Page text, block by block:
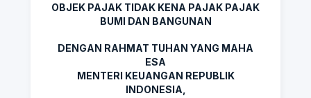
OBJEK PAJAK TIDAK KENA PAJAK PAJAK
BUMI DAN BANGUNAN
DENGAN RAHMAT TUHAN YANG MAHA
ESA
MENTERI KEUANGAN REPUBLIK
INDONESIA,